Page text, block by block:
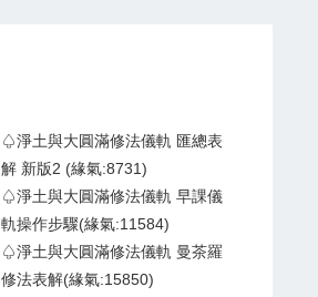
♤淨土與大圓滿修法儀軌 匯總表
解 新版2 (緣氣:8731)
♤淨土與大圓滿修法儀軌 早課儀
軌操作步驟(緣氣:11584)
♤淨土與大圓滿修法儀軌 曼茶羅
修法表解(緣氣:15850)